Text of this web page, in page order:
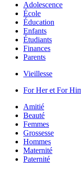
Adolescence
École
Éducation
Enfants
Étudiants
Finances
Parents
Vieillesse
For Her et For
Amitié
Beauté
Femmes
Grossesse
Hommes
Maternité
Paternité